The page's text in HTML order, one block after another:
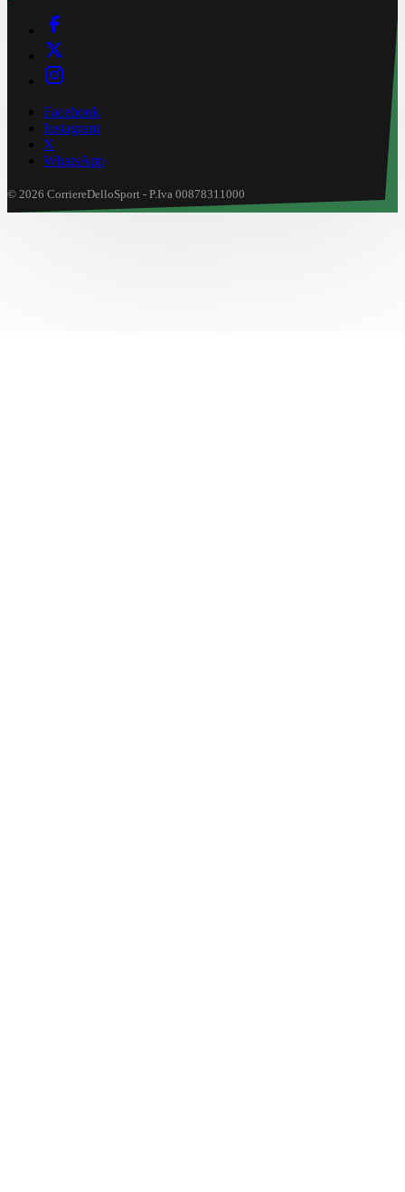
Facebook
Instagram
X
WhatsApp
© 2026 CorriereDelloSport - P.Iva 00878311000